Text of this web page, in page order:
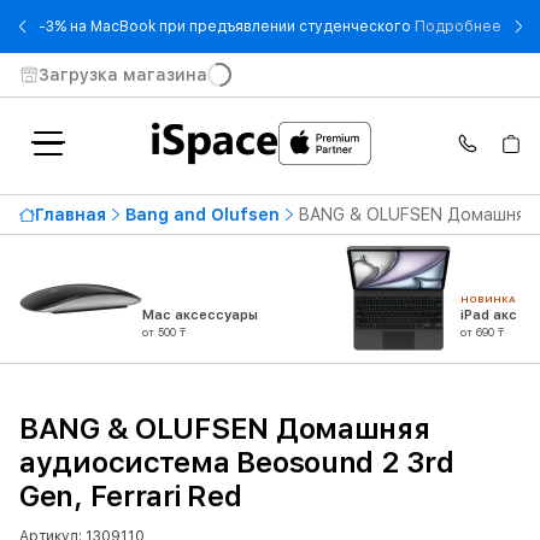
-3% на MacBook при предъявлении студенческого Подробнее - -
Загрузка магазина
Главная Bang and Olufsen BANG & OLUFSEN
Mac аксессуары
от 500 ₸
НОВИНКА
iPad
от 690 ₸
BANG & OLUFSEN Домашняя
аудиосистема Beosound 2 3rd
Gen, Ferrari Red
Артикул: 1309110